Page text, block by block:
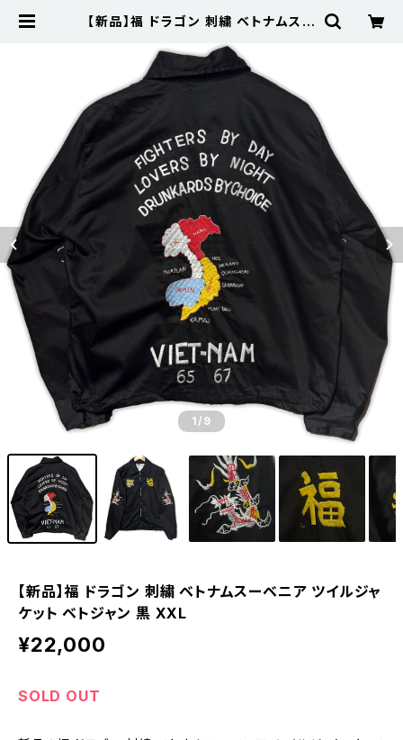
【新品】福 ドラゴン 刺繍 ベトナムスー
黒 XXL | 古着屋サニーコレクション
Sunny Collection 公式通販サイト
1 /9
【新品】福 ドラゴン 刺繍 ベトナムスーベニア ツイルジャ
ケット ベトジャン 黒 XXL
¥22,000
SOLD OUT